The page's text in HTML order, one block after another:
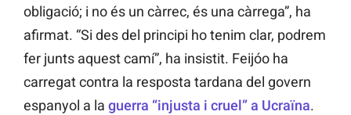
obligació; i no és un càrrec, és una càrrega”, ha
afirmat. “Si des del principi ho tenim clar, podrem
fer junts aquest camí”, ha insistit. Feijóo ha
carregat contra la resposta tardana del govern
espanyol a la guerra “injusta i cruel” a Ucraïna.